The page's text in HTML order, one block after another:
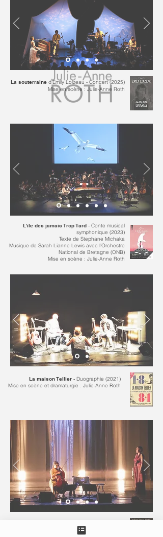
La souterraine d'Emily Loizeau - Concert (2025)
​Mise en scène : Julie-Anne Roth
L'île des jamais Trop Tard - Conte musical
symphonique (2023)
Texte de Stephane Michaka
Musique de Sarah Lianne Lewis avec l’Orchestre
National de Bretagne (ONB)
​Mise en scène : Julie-Anne Roth
La maison Tellier - Duographie (2021)
Mise en scène et dramaturgie : Julie-Anne Roth
Rosemary Standley et
Dom La Nena (2019)